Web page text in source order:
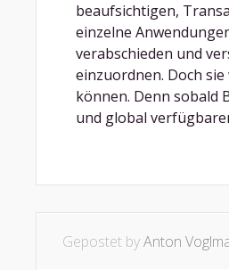
beaufsichtigen,
einzelne
verabschieden und
einzuordnen. Doch
können. Denn sobald
und global
Gepostet byAnton